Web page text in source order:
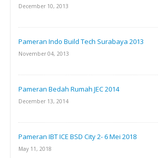
December 10, 2013
Pameran Indo Build Tech Surabaya 2013
November 04, 2013
Pameran Bedah Rumah JEC 2014
December 13, 2014
Pameran IBT ICE BSD City 2- 6 Mei 2018
May 11, 2018